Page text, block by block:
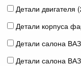
Детали двигателя (
Детали корпуса
Детали салона
Детали салона